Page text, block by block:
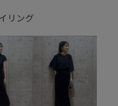
26SS15BI
BOAT_BAG
GG coolstyle 01
リング